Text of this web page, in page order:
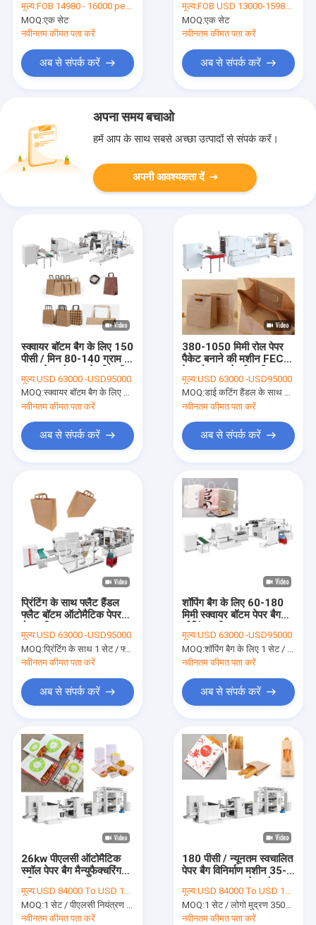
उत्पादों
हमारे बारे में
कारखाना भ्रमण
समाचार
लिए
मूल्य:FOB 14980 - 16000 per set
MOQ:एक सेट
नवीनतम कीमत पता करें
अब से संपर्क करें
मूल्य:FOB USD 13000-15980 per set
MOQ:एक सेट
नवीनतम कीमत पता करें
अब से संपर्क करें
अपना समय बचाओ
हमें आप के साथ सबसे अच्छा उत्पादों से संपर्क करें।
अपनी आवश्यकता दें
स्क्वायर बॉटम बैग के लिए 150
पीसी / मिन 80-140 ग्राम /
मूल्य:USD 63000 -USD95000
MOQ:स्क्वायर बॉटम बैग के लिए 1 सेट / 150 पीसी / मिनट पूरी तरह से स्वचालित पेपर बैग बनाने की मशीन
नवीनतम कीमत पता करें
अब से संपर्क करें
380-1050 मिमी रोल पेपर
पैकेट बनाने की मशीन FECT
मूल्य:USD 63000 -USD95000
MOQ:डाई कटिंग हैंडल के साथ 1 सेट ऑटोमैटिक स्क्वायर बॉटम पेपर बैग मैन्युफैक्चरिंग मशीन
नवीनतम कीमत पता करें
अब से संपर्क करें
प्रिंटिंग के साथ फ्लैट हैंडल
फ्लैट बॉटम ऑटोमैटिक पेपर
मूल्य:USD 63000 -USD95000
MOQ:प्रिंटिंग के साथ 1 सेट / फ्लैट हैंडल फ्लैट बॉटम स्वचालित पेपर बैग मशीन
नवीनतम कीमत पता करें
अब से संपर्क करें
शॉपिंग बैग के लिए 60-180
मिमी स्क्वायर बॉटम पेपर बैग
मूल्य:USD 63000 -USD95000
MOQ:शॉपिंग बैग के लिए 1 सेट / ट्विस्ट हैंडल स्क्वायर बॉटम पेपर बैग सीलिंग मशीन
नवीनतम कीमत पता करें
अब से संपर्क करें
26kw पीएलसी ऑटोमैटिक
स्मॉल पेपर बैग मैन्युफैक्चरिंग
कटिंग लेंथ:
मूल्य:USD 84000 To USD 100000 Per Set
MOQ:1 सेट / पीएलसी नियंत्रण स्वचालित डिस्पोजेबल छोटे पेपर बैग बनाने की मशीन
नवीनतम कीमत पता करें
180 पीसी / न्यूनतम स्वचालित
पेपर बैग विनिर्माण मशीन 35-
निर्माता
मूल्य:USD 84000 To USD 100000 Per Set
MOQ:1 सेट / लोगो मुद्रण 350J 180pcs / न्यूनतम स्वचालित पेपर बैग विनिर्माण मशीन
नवीनतम कीमत पता करें